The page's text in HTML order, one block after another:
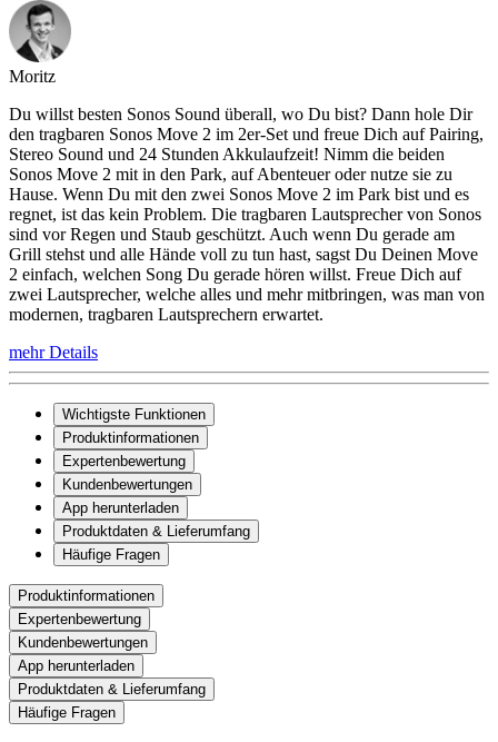
Moritz
Du willst besten Sonos Sound überall, wo Du bist? Dann hole Dir
den tragbaren Sonos Move 2 im 2er-Set und freue Dich auf Pairing,
Stereo Sound und 24 Stunden Akkulaufzeit! Nimm die beiden
Sonos Move 2 mit in den Park, auf Abenteuer oder nutze sie zu
Hause. Wenn Du mit den zwei Sonos Move 2 im Park bist und es
regnet, ist das kein Problem. Die tragbaren Lautsprecher von Sonos
sind vor Regen und Staub geschützt. Auch wenn Du gerade am
Grill stehst und alle Hände voll zu tun hast, sagst Du Deinen Move
2 einfach, welchen Song Du gerade hören willst. Freue Dich auf
zwei Lautsprecher, welche alles und mehr mitbringen, was man von
modernen, tragbaren Lautsprechern erwartet.
mehr Details
Wichtigste Funktionen
Produktinformationen
Expertenbewertung
Kundenbewertungen
App herunterladen
Produktdaten & Lieferumfang
Häufige Fragen
Produktinformationen
Expertenbewertung
Kundenbewertungen
App herunterladen
Produktdaten & Lieferumfang
Häufige Fragen